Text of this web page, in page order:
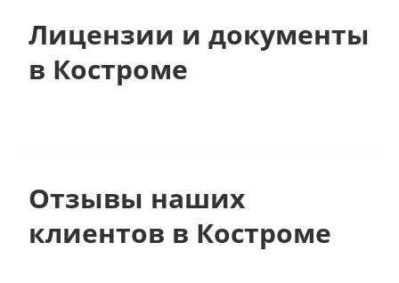
Лицензии и документы
в Костроме
Отзывы наших
клиентов в Костроме